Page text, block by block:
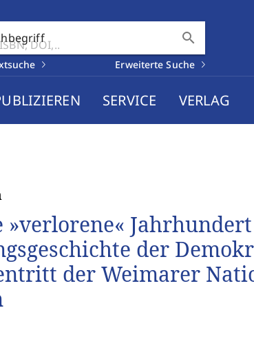
search
Erweiterte Suche
SERVICE VERLAG
»verlorene«
der
der Weimarer